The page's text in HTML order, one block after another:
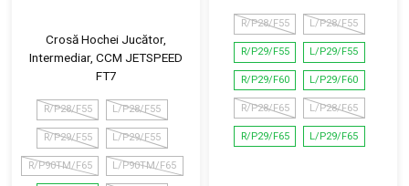
Crosă Hochei Jucător,
Intermediar, CCM JETSPEED
FT7
R/P28/F55 L/P28/F55
R/P29/F55 L/P29/F55
R/P90TM/F65 L/P90TM/F65
R/P28/F55 L/P28/F55
R/P29/F55 L/P29/F55
R/P29/F60 L/P29/F60
R/P28/F65 L/P28/F65
R/P29/F65 L/P29/F65